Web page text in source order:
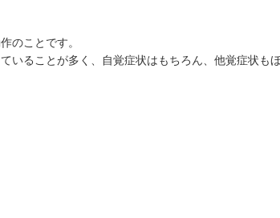
のことです。
いることが多く、自覚症状はもちろん、他覚症状も